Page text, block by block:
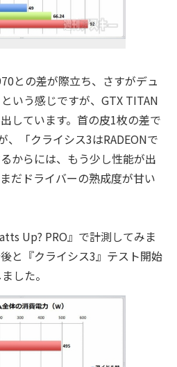
との差が際立ち、さすがデュ
いう感じですが、GTX TITAN
しています。首の皮1枚の差で
、「クライシス3はRADEONで
からには、もう少し性能が出
だドライバーの熟成度が甘い
Up? PRO』で計測してみま
と『クライシス3』テスト開始
した。